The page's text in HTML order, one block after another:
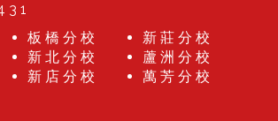
板橋分校
新莊分校
新北分校
蘆洲分校
新店分校 萬芳分校